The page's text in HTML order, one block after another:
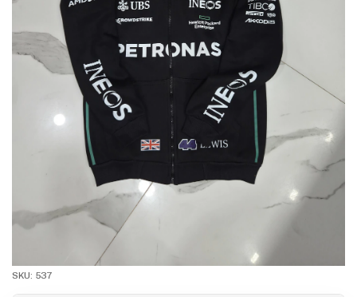
SKU: 537